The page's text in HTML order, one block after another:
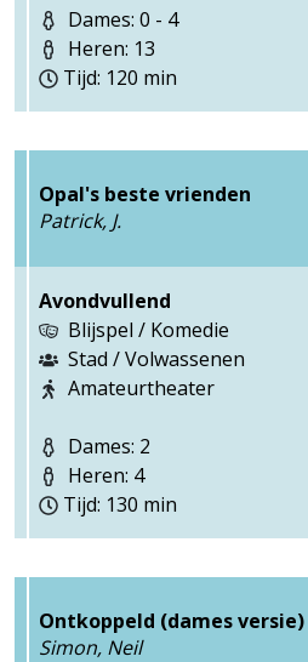
Dames: 0 - 4
Heren: 13
Tijd: 120 min
Opal's beste vrienden
Patrick, J.
Avondvullend
Blijspel / Komedie
Stad / Volwassenen
Amateurtheater
Dames: 2
Heren: 4
Tijd: 130 min
Ontkoppeld (dames versie)
Simon, Neil